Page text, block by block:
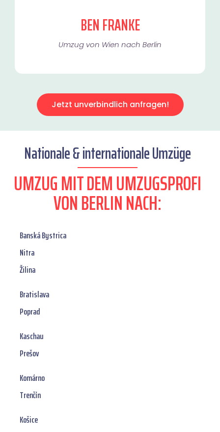
BEN FRANKE
Umzug von Wien nach Berlin
Jetzt unverbindlich anfragen!
Nationale & internationale Umzüge
UMZUG MIT DEM UMZUGSPROFI
VON BERLIN NACH:
Banská Bystrica
Nitra
Žilina
Bratislava
Poprad
Kaschau
Prešov
Komárno
Trenčín
Košice